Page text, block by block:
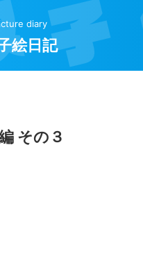
diary
絵日記
その３